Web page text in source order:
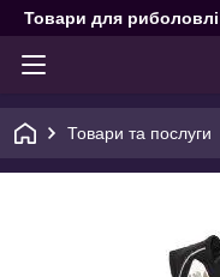
Товари для риболовлі
Товари та послуги